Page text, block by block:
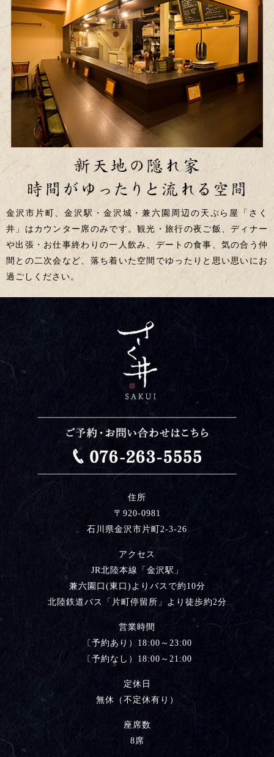
金沢市片町、金沢駅・金沢城・兼六園周辺の天ぷら屋「さく
井」はカウンター席のみです。観光・旅行の夜ご飯、ディナー
や出張・お仕事終わりの一人飲み、デートの食事、気の合う仲
間との二次会など、落ち着いた空間でゆったりと思い思いにお
過ごしください。
住所
〒920-0981
石川県金沢市片町2-3-26
アクセス
JR北陸本線「金沢駅」
兼六園口(東口)よりバスで約10分
北陸鉄道バス「片町停留所」より徒歩約2分
営業時間
〔予約あり）18:00～23:00
〔予約なし）18:00～21:00
定休日
無休（不定休有り）
座席数
8席